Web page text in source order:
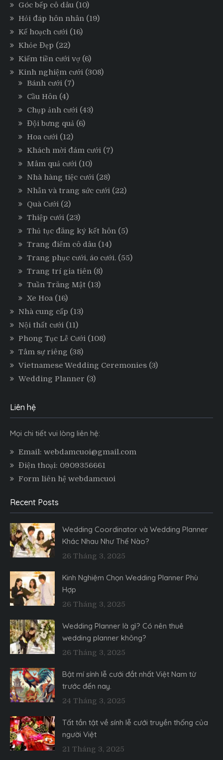
Góc bếp cô dâu (10)
Hỏi đáp hôn nhân (19)
Kế hoạch cưới (16)
Khỏe Đẹp (22)
Kiếm tiền cưới vợ (6)
Kinh nghiệm cưới (308)
Bánh cưới (7)
Cầu Hôn (4)
Chụp ảnh cưới (43)
Đội bưng quả (6)
Hoa cưới (12)
Khách mời đám cưới (7)
Mâm quả cưới (10)
Nhà hàng tiệc cưới (28)
Nhẫn và trang sức cưới (22)
Quà Cưới (2)
Thiệp cưới (23)
Thủ tục đăng ký kết hôn (5)
Trang điểm cô dâu (14)
Trang phục cưới, áo cưới. (55)
Trang trí gia tiên (8)
Tuần Trăng Mật (13)
Xe Hoa (16)
Nhà cung cấp (13)
Nội thất cưới (11)
Phong Tục Lễ Cưới (108)
Tâm sự riêng (38)
Vietnamese Wedding Ceremonies (3)
Wedding Planner (3)
Liên hệ
Mọi chi tiết vui lòng liên hệ:
Email: webdamcuoi@gmail.com
Điện thoại: 0909356661
Form liên hệ webdamcuoi
Recent Posts
Wedding Coordinator và Wedding Planner
Khác Nhau Như Thế Nào?
26 Tháng 3, 2025
Kinh Nghiệm Chọn Wedding Planner Phù
Hợp
26 Tháng 3, 2025
Wedding Planner là gì? Có nên thuê
wedding planner không?
26 Tháng 3, 2025
Bật mí sính lễ cưới đắt nhất Việt Nam từ
trước đến nay.
24 Tháng 3, 2025
Tất tần tật về sính lễ cưới truyền thống của
người Việt
21 Tháng 3, 2025